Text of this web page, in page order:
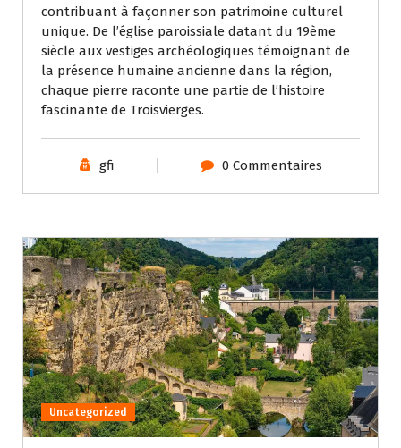
contribuant à façonner son patrimoine culturel
unique. De l’église paroissiale datant du 19ème
siècle aux vestiges archéologiques témoignant de
la présence humaine ancienne dans la région,
chaque pierre raconte une partie de l’histoire
fascinante de Troisvierges.
gfi 0 Commentaires
Uncategorized